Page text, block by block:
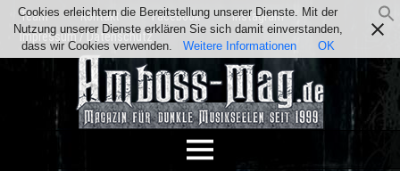
Team Kontakt Facebook
Instagram
Impressum / Datenschutz
Cookies erleichtern die Bereitstellung unserer Dienste. Mit der
Nutzung unserer Dienste erklären Sie sich damit einverstanden,
dass wir Cookies verwenden.
Weitere Informationen OK